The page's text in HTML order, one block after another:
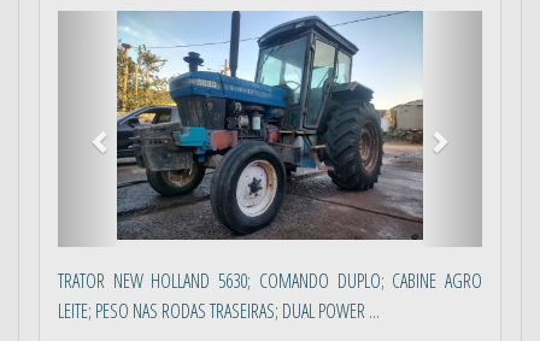
Anterior
TRATOR NEW HOLLAND 5630; COMANDO DUPLO; CABINE AGRO
LEITE; PESO NAS RODAS TRASEIRAS; DUAL POWER ...